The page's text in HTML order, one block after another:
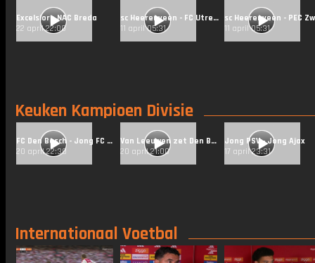
Excelsior - NAC Breda
22 april 22:00
sc Heerenveen - FC Utrecht
11 april 05:31
11 april 05:31
Keuken Kampioen Divisie
FC Den Bosch - Jong FC Utrecht
20 april 22:30
Van Leeuwen zet Den Bosch op voorsprong met vijfde goal van het seizoen
20 april 21:00
Jong PSV - Jong Ajax
17 april 23:31
Internationaal Voetbal